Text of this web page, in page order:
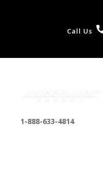
Call Us
1-888-633-4814